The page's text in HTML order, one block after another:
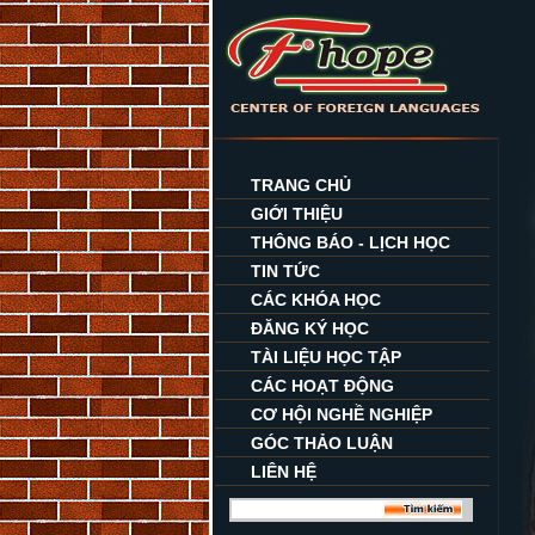
TRANG CHỦ
GIỚI THIỆU
THÔNG BÁO - LỊCH HỌC
TIN TỨC
CÁC KHÓA HỌC
ĐĂNG KÝ HỌC
TÀI LIỆU HỌC TẬP
CÁC HOẠT ĐỘNG
CƠ HỘI NGHỀ NGHIỆP
GÓC THẢO LUẬN
LIÊN HỆ